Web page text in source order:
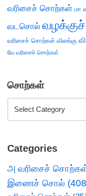
வரிசைச் சொற்கள் மா
வடசொல்
வரிசைச் சொற்கள் விலங்கு
வே வரிசைச் சொற்கள்
சொற்கள்
Categories
அ வரிசைச்
இணைச் சொல்